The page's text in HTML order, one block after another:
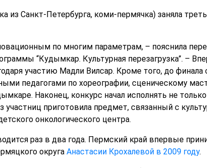
из Санкт-Петербурга, коми-пермячка) заняла
по многим параметрам, – пояснила
“Кудымкар. Культурная перезагрузка”. –
участию Мадли Вилсар. Кроме того, до
педагогами по хореографии, сценическому
Наконец, конкурс начал исполнять не
участниц приготовила предмет, связанный с
онкологического центра.
раз в два года. Пермский край впервые
округа Анастасии Крохалевой в 2009 году.